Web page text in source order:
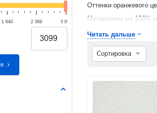
Оттенки оранжевого
Материалы на 100%
Лучший оттенок
Читать дальше
Сортировка
1 640 2 369 3 099